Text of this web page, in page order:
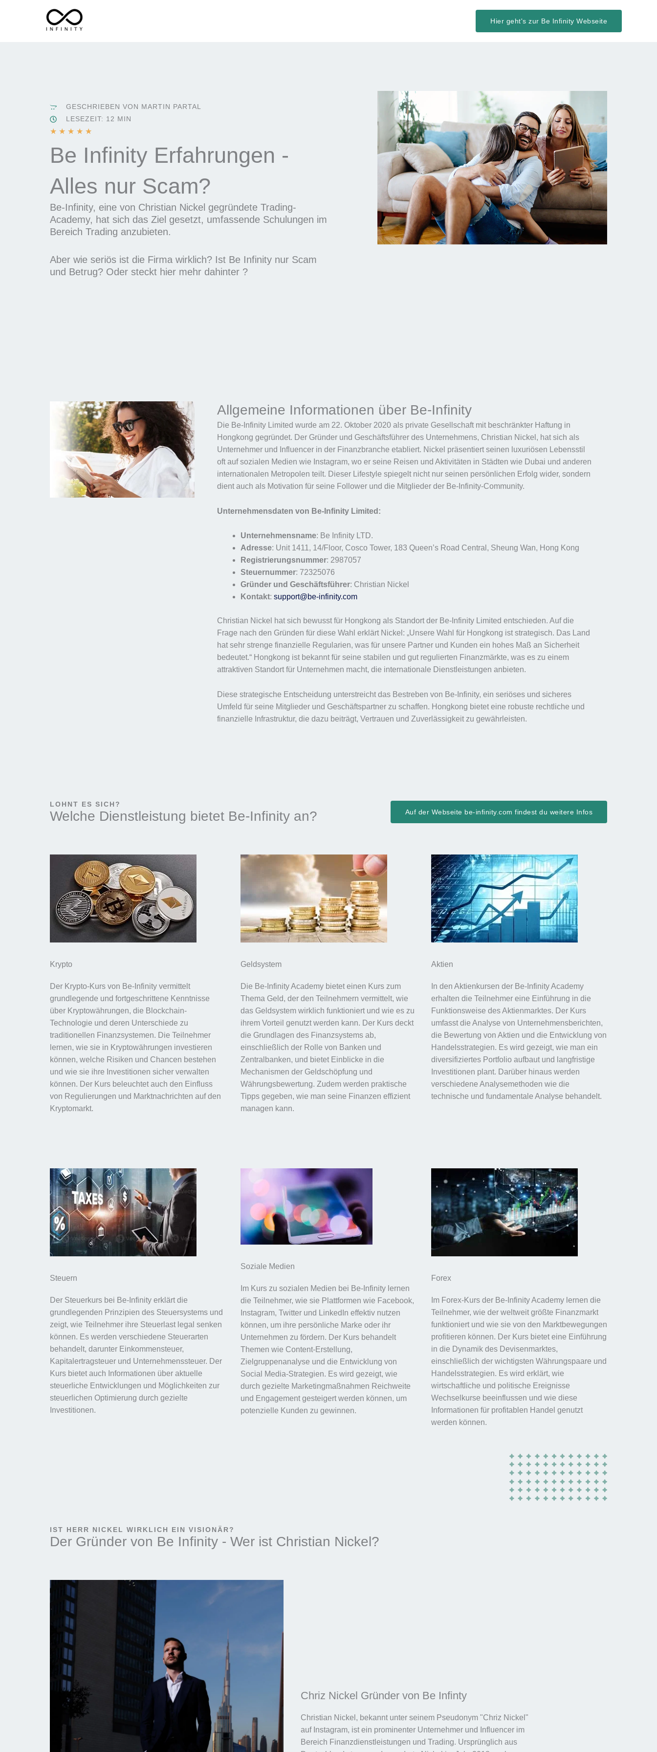
Hier geht's zur Be Infinity Webseite
GESCHRIEBEN VON MARTIN PARTAL
LESEZEIT: 12 MIN
★ ★ ★ ★ ★
w
t
e
m
5
v
Be Infinity Erfahrungen -
Alles nur Scam?
Be-Infinity, eine von Christian Nickel gegründete Trading-
Academy, hat sich das Ziel gesetzt, umfassende Schulungen im
Bereich Trading anzubieten.
Aber wie seriös ist die Firma wirklich? Ist Be Infinity nur Scam
und Betrug? Oder steckt hier mehr dahinter ?
Allgemeine Informationen über Be-Infinity
Die Be-Infinity Limited wurde am 22. Oktober 2020 als private Gesellschaft mit beschränkter Haftung in
Hongkong gegründet. Der Gründer und Geschäftsführer des Unternehmens, Christian Nickel, hat sich als
Unternehmer und Influencer in der Finanzbranche etabliert. Nickel präsentiert seinen luxuriösen Lebensstil
oft auf sozialen Medien wie Instagram, wo er seine Reisen und Aktivitäten in Städten wie Dubai und anderen
internationalen Metropolen teilt. Dieser Lifestyle spiegelt nicht nur seinen persönlichen Erfolg wider, sondern
dient auch als Motivation für seine Follower und die Mitglieder der Be-Infinity-Community.
Unternehmensdaten von Be-Infinity Limited:
Unternehmensname: Be Infinity LTD.
Adresse: Unit 1411, 14/Floor, Cosco Tower, 183 Queen’s Road Central, Sheung Wan, Hong Kong
Registrierungsnummer: 2987057
Steuernummer: 72325076
Gründer und Geschäftsführer: Christian Nickel
Kontakt: support@be-infinity.com
Christian Nickel hat sich bewusst für Hongkong als Standort der Be-Infinity Limited entschieden. Auf die
Frage nach den Gründen für diese Wahl erklärt Nickel: „Unsere Wahl für Hongkong ist strategisch. Das Land
hat sehr strenge finanzielle Regularien, was für unsere Partner und Kunden ein hohes Maß an Sicherheit
bedeutet.“ Hongkong ist bekannt für seine stabilen und gut regulierten Finanzmärkte, was es zu einem
attraktiven Standort für Unternehmen macht, die internationale Dienstleistungen anbieten.
Diese strategische Entscheidung unterstreicht das Bestreben von Be-Infinity, ein seriöses und sicheres
Umfeld für seine Mitglieder und Geschäftspartner zu schaffen. Hongkong bietet eine robuste rechtliche und
finanzielle Infrastruktur, die dazu beiträgt, Vertrauen und Zuverlässigkeit zu gewährleisten.
LOHNT ES SICH?
Welche Dienstleistung bietet Be-Infinity an? Auf der Webseite be-infinity.com findest du weitere Infos
Krypto
Der Krypto-Kurs von Be-Infinity vermittelt
grundlegende und fortgeschrittene Kenntnisse
über Kryptowährungen, die Blockchain-
Technologie und deren Unterschiede zu
traditionellen Finanzsystemen. Die Teilnehmer
lernen, wie sie in Kryptowährungen investieren
können, welche Risiken und Chancen bestehen
und wie sie ihre Investitionen sicher verwalten
können. Der Kurs beleuchtet auch den Einfluss
von Regulierungen und Marktnachrichten auf den
Kryptomarkt.
Geldsystem
Die Be-Infinity Academy bietet einen Kurs zum
Thema Geld, der den Teilnehmern vermittelt, wie
das Geldsystem wirklich funktioniert und wie es zu
ihrem Vorteil genutzt werden kann. Der Kurs deckt
die Grundlagen des Finanzsystems ab,
einschließlich der Rolle von Banken und
Zentralbanken, und bietet Einblicke in die
Mechanismen der Geldschöpfung und
Währungsbewertung. Zudem werden praktische
Tipps gegeben, wie man seine Finanzen effizient
managen kann.
Aktien
In den Aktienkursen der Be-Infinity Academy
erhalten die Teilnehmer eine Einführung in die
Funktionsweise des Aktienmarktes. Der Kurs
umfasst die Analyse von Unternehmensberichten,
die Bewertung von Aktien und die Entwicklung von
Handelsstrategien. Es wird gezeigt, wie man ein
diversifiziertes Portfolio aufbaut und langfristige
Investitionen plant. Darüber hinaus werden
verschiedene Analysemethoden wie die
technische und fundamentale Analyse behandelt.
Steuern
Der Steuerkurs bei Be-Infinity erklärt die
grundlegenden Prinzipien des Steuersystems und
zeigt, wie Teilnehmer ihre Steuerlast legal senken
können. Es werden verschiedene Steuerarten
behandelt, darunter Einkommensteuer,
Kapitalertragsteuer und Unternehmenssteuer. Der
Kurs bietet auch Informationen über aktuelle
steuerliche Entwicklungen und Möglichkeiten zur
steuerlichen Optimierung durch gezielte
Investitionen.
Soziale Medien
Im Kurs zu sozialen Medien bei Be-Infinity lernen
die Teilnehmer, wie sie Plattformen wie Facebook,
Instagram, Twitter und LinkedIn effektiv nutzen
können, um ihre persönliche Marke oder ihr
Unternehmen zu fördern. Der Kurs behandelt
Themen wie Content-Erstellung,
Zielgruppenanalyse und die Entwicklung von
Social Media-Strategien. Es wird gezeigt, wie
durch gezielte Marketingmaßnahmen Reichweite
und Engagement gesteigert werden können, um
potenzielle Kunden zu gewinnen.
Forex
Im Forex-Kurs der Be-Infinity Academy lernen die
Teilnehmer, wie der weltweit größte Finanzmarkt
funktioniert und wie sie von den Marktbewegungen
profitieren können. Der Kurs bietet eine Einführung
in die Dynamik des Devisenmarktes,
einschließlich der wichtigsten Währungspaare und
Handelsstrategien. Es wird erklärt, wie
wirtschaftliche und politische Ereignisse
Wechselkurse beeinflussen und wie diese
Informationen für profitablen Handel genutzt
werden können.
IST HERR NICKEL WIRKLICH EIN VISIONÄR?
Der Gründer von Be Infinity - Wer ist Christian Nickel?
Chriz Nickel Gründer von Be Infinty
Christian Nickel, bekannt unter seinem Pseudonym "Chriz Nickel"
auf Instagram, ist ein prominenter Unternehmer und Influencer im
Bereich Finanzdienstleistungen und Trading. Ursprünglich aus